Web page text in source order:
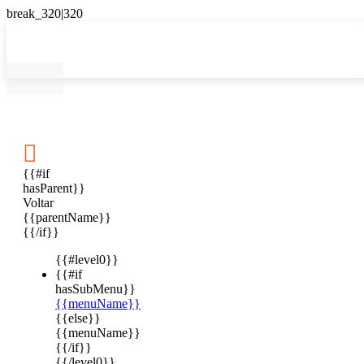

{{#if
hasParent}}
Voltar
{{parentName}}
{{/if}}
{{#level0}}
{{#if
hasSubMenu}}
{{menuName}}
{{else}}
{{menuName}}
{{/if}}